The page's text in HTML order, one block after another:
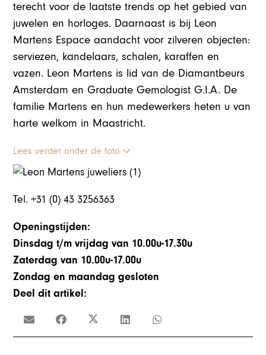
terecht voor de laatste trends op het gebied van
juwelen en horloges. Daarnaast is bij Leon
Martens Espace aandacht voor zilveren objecten:
serviezen, kandelaars, schalen, karaffen en
vazen. Leon Martens is lid van de Diamantbeurs
Amsterdam en Graduate Gemologist G.I.A. De
familie Martens en hun medewerkers heten u van
harte welkom in Maastricht.
Lees verder onder de foto
Tel. +31 (0) 43 3256363
Openingstijden:
Dinsdag t/m vrijdag van 10.00u-17.30u
Zaterdag van 10.00u-17.00u
Zondag en maandag gesloten
Deel dit artikel: